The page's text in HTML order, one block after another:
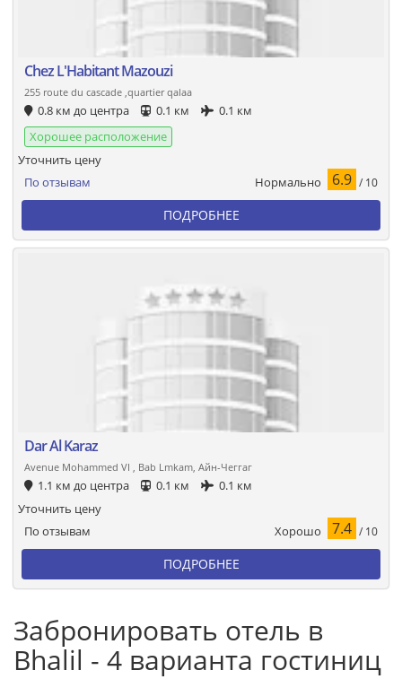
Chez L'Habitant Mazouzi
255 route du cascade ,quartier qalaa
0.8 км до центра 0.1 км
0.1 км
Хорошее расположение
По отзывам Нормально 6.9 / 10
Уточнить цену
ПОДРОБНЕЕ
Dar Al Karaz
Avenue Mohammed VI , Bab Lmkam, Айн-Чеггаг
1.1 км до центра 0.1 км 0.1 км
По отзывам Хорошо 7.4 / 10
Уточнить цену
ПОДРОБНЕЕ
Забронировать отель в
Bhalil - 4 варианта гостиниц